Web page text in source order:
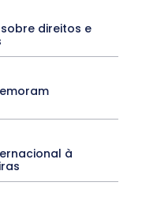
ENTORNO
Febre Amarela
INTERNACIONAL
Piauí
RESIDÊNCIA
direitos e
à